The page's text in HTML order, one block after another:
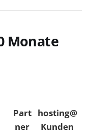
Monate
Part
ner
hosting@
Kunden